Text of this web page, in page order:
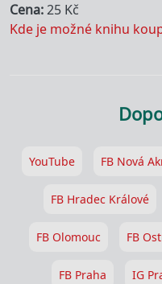
Cena 25 Kč
Kde je možné knihu
YouTube FB Nová
FB Hradec Králové
FB Olomouc FB
FB Praha IG